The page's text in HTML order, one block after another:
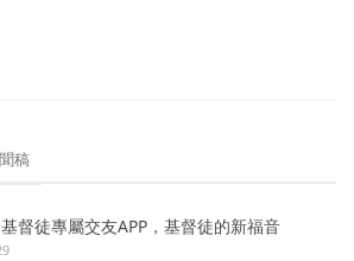
稿
督徒專屬交友APP，基督徒的新福音